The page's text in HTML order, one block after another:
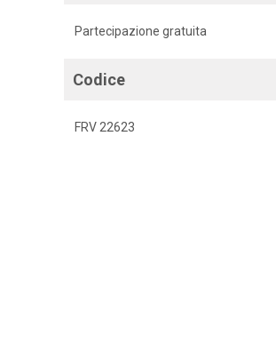
Partecipazione gratuita
Codice
FRV 22623